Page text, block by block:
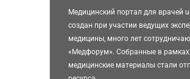
Медицинский портал для врачей
создан при участии ведущих
медицины, много лет
«Медфорум». Собранные в рамках
медицинские материалы стали